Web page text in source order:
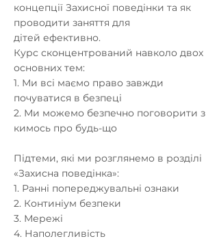
концепції Захисної поведінки та як
проводити заняття для
дітей ефективно.
Курс сконцентрований навколо двох
основних тем:
1. Ми всі маємо право завжди
почуватися в безпеці
2. Ми можемо безпечно поговорити з
кимось про будь-що
Підтеми, які ми розглянемо в розділі
«Захисна поведінка»:
1. Ранні попереджувальні ознаки
2. Континіум безпеки
3. Мережі
4. Наполегливість